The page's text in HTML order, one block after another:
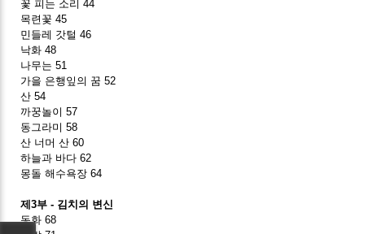
꽃 피는 소리 44
목련꽃 45
민들레 갓털 46
낙화 48
나무는 51
가을 은행잎의 꿈 52
산 54
까꿍놀이 57
동그라미 58
산 너머 산 60
하늘과 바다 62
몽돌 해수욕장 64
제3부 - 김치의 변신
동화 68